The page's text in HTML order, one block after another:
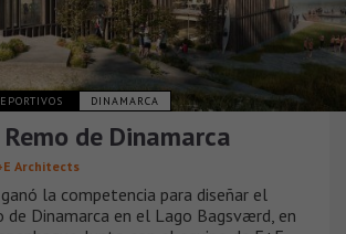
DINAMARCA
de Dinamarca
Architects
la competencia para diseñar el
de Dinamarca en el Lago Bagsværd, en